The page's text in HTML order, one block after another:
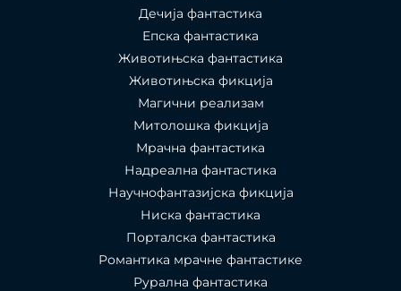
Дечија фантастика
Епска фантастика
Животињска фантастика
Животињска фикција
Магични реализам
Митолошка фикција
Мрачна фантастика
Надреална фантастика
Научнофантазијска фикција
Ниска фантастика
Порталска фантастика​
Романтика мрачне фантастике
Рурална фантастика